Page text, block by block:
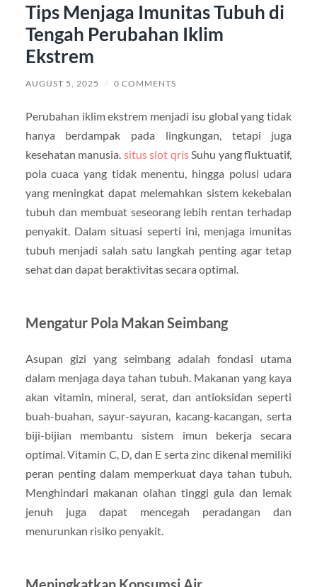
Tips Menjaga Imunitas Tubuh di
Tengah Perubahan Iklim
Ekstrem
AUGUST 5, 2025 / 0 COMMENTS
Perubahan iklim ekstrem menjadi isu global yang tidak
hanya berdampak pada lingkungan, tetapi juga
kesehatan manusia. situs slot qrisSuhu yang fluktuatif,
pola cuaca yang tidak menentu, hingga polusi udara
yang meningkat dapat melemahkan sistem kekebalan
tubuh dan membuat seseorang lebih rentan terhadap
penyakit. Dalam situasi seperti ini, menjaga imunitas
tubuh menjadi salah satu langkah penting agar tetap
sehat dan dapat beraktivitas secara optimal.
Mengatur Pola Makan Seimbang
Asupan gizi yang seimbang adalah fondasi utama
dalam menjaga daya tahan tubuh. Makanan yang kaya
akan vitamin, mineral, serat, dan antioksidan seperti
buah-buahan, sayur-sayuran, kacang-kacangan, serta
biji-bijian membantu sistem imun bekerja secara
optimal. Vitamin C, D, dan E serta zinc dikenal memiliki
peran penting dalam memperkuat daya tahan tubuh.
Menghindari makanan olahan tinggi gula dan lemak
jenuh juga dapat mencegah peradangan dan
menurunkan risiko penyakit.